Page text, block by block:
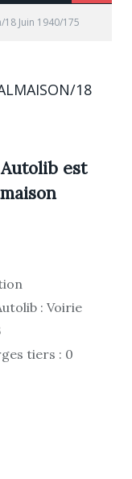
Juin 1940/175
18
est
: Voirie
tiers : 0